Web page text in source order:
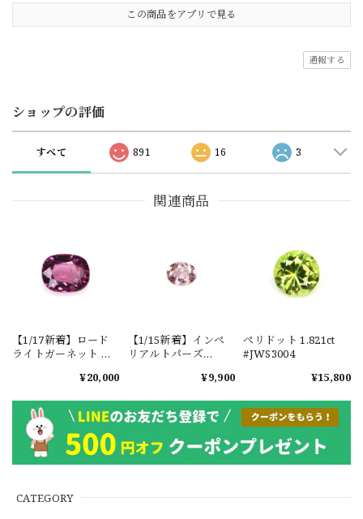
CATEGORY
この商品をアプリで見る
通報する
ショップの評価
すべて 891 16 3
関連商品
【1/17新着】ロード
ライトガーネット タ
1.601ct【ソーティン
¥20,000
【1/15新着】インペ
リアルトパーズ
¥9,900
ペリドット 1.821ct
#JWS3004
¥15,800